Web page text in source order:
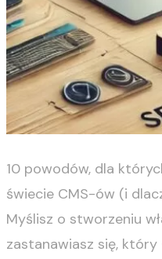
10 powodów, dla
świecie CMS-ów (i
Myślisz o stworzeniu
zastanawiasz się,